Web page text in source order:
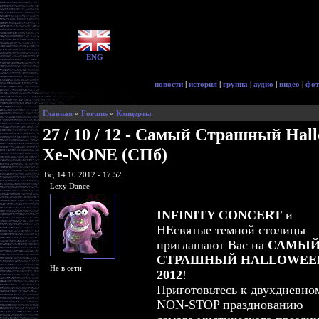
ENG
новости | история | группа | аудио | видео |
Главная » Forums » Концерты
27 / 10 / 12 - Самый Страшный
Xe-NONE (СПб)
Вс, 14.10.2012 - 17:52
Lexy Dance
Не в сети
INFINITY CONCERT и
НЕсвятые темной столицы
приглашают Вас на
СТРАШНЫЙ
2012!
Приготовьтесь к
NON-STOP празднованию